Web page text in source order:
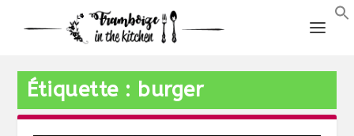
Étiquette : burger